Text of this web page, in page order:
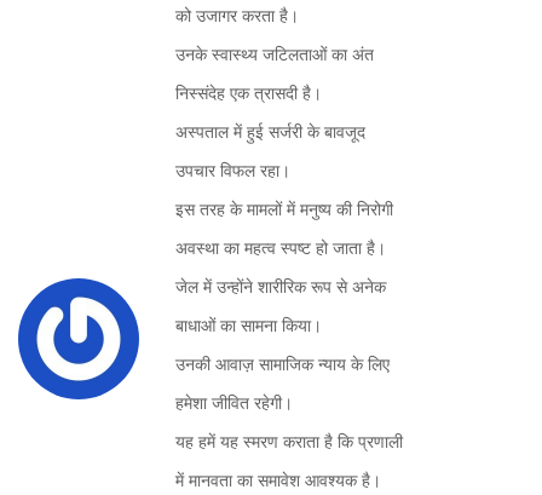
को उजागर करता है।
उनके स्वास्थ्य जटिलताओं का अंत
निस्संदेह एक त्रासदी है।
अस्पताल में हुई सर्जरी के बावजूद
उपचार विफल रहा।
इस तरह के मामलों में मनुष्य की निरोगी
अवस्था का महत्व स्पष्ट हो जाता है।
जेल में उन्होंने शारीरिक रूप से अनेक
बाधाओं का सामना किया।
उनकी आवाज़ सामाजिक न्याय के लिए
हमेशा जीवित रहेगी।
यह हमें यह स्मरण कराता है कि प्रणाली
में मानवता का समावेश आवश्यक है।